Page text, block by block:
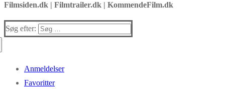
Filmsiden.dk | Filmtrailer.dk | KommendeFilm.dk
Søg efter:
Anmeldelser
Favoritter